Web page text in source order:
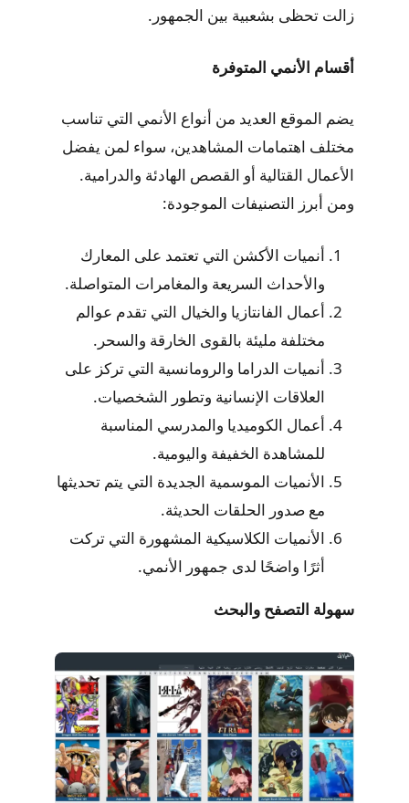
زالت تحظى بشعبية بين الجمهور.
أقسام الأنمي المتوفرة
يضم الموقع العديد من أنواع الأنمي التي تناسب
مختلف اهتمامات المشاهدين، سواء لمن يفضل
الأعمال القتالية أو القصص الهادئة والدرامية.
ومن أبرز التصنيفات الموجودة:
أنميات الأكشن التي تعتمد على المعارك
والأحداث السريعة والمغامرات المتواصلة.
أعمال الفانتازيا والخيال التي تقدم عوالم
مختلفة مليئة بالقوى الخارقة والسحر.
أنميات الدراما والرومانسية التي تركز على
العلاقات الإنسانية وتطور الشخصيات.
أعمال الكوميديا والمدرسي المناسبة
للمشاهدة الخفيفة واليومية.
الأنميات الموسمية الجديدة التي يتم تحديثها
مع صدور الحلقات الحديثة.
الأنميات الكلاسيكية المشهورة التي تركت
أثرًا واضحًا لدى جمهور الأنمي.
سهولة التصفح والبحث